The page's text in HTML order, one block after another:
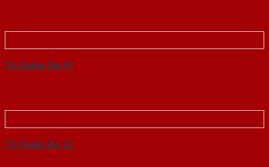
Tủ Quần Áo 31
Tủ Quần Áo 22